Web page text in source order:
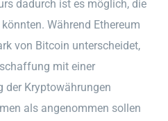
dadurch ist es möglich, die
Während Ethereum
von Bitcoin unterscheidet,
mit einer
der Kryptowährungen
als angenommen sollen